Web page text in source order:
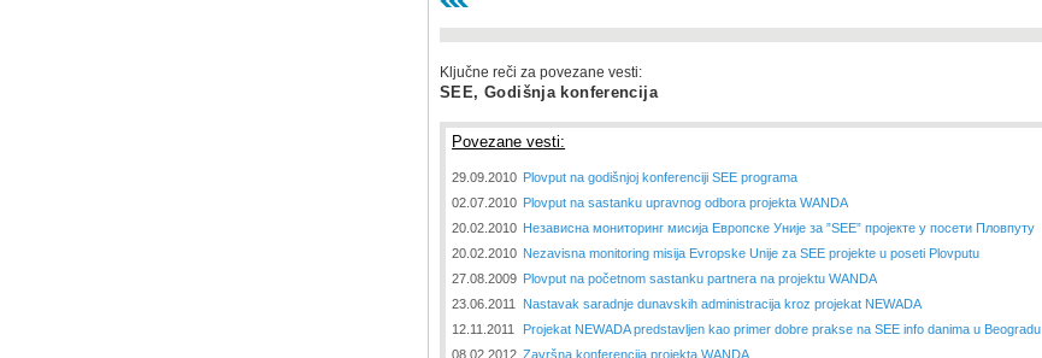
Ključne reči za povezane vesti:
SEE, Godišnja konferencija
Povezane vesti:
29.09.2010 Plovput na godišnjoj konferenciji SEE programa
02.07.2010 Plovput na sastanku upravnog odbora projekta WANDA
20.02.2010 Независна мониторинг мисија Европске Уније за ”SEE” пројекте у посети Пловпуту
20.02.2010 Nezavisna monitoring misija Evropske Unije za SEE projekte u poseti Plovputu
27.08.2009 Plovput na početnom sastanku partnera na projektu WANDA
23.06.2011
Nastavak saradnje dunavskih administracija kroz projekat NEWADA
12.11.2011
Projekat NEWADA predstavljen kao primer dobre prakse na SEE info danima u Beogradu
08.02.2012 Završna konferencija projekta WANDA